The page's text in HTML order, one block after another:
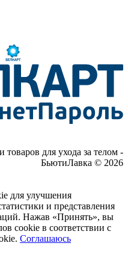
товаров для ухода за телом -
БьютиЛавка © 2026
для улучшения
и представления
Нажав «Принять», вы
cookie в соответствии с
Соглашаюсь